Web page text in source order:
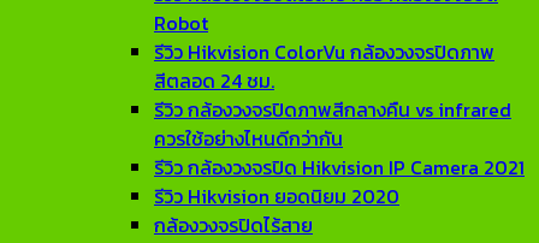
Robot
รีวิว Hikvision ColorVu กล้องวงจรปิดภาพ
สีตลอด 24 ชม.
รีวิว กล้องวงจรปิดภาพสีกลางคืน vs infrared
ควรใช้อย่างไหนดีกว่ากัน
รีวิว กล้องวงจรปิด Hikvision IP Camera 2021
รีวิว Hikvision ยอดนิยม 2020
กล้องวงจรปิดไร้สาย